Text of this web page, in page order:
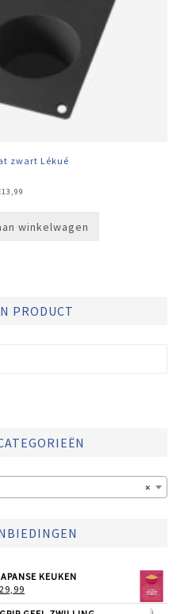
zwart Lékué
13,99
winkelwagen
PRODUCT
×
KEUKEN
29,99
IS: